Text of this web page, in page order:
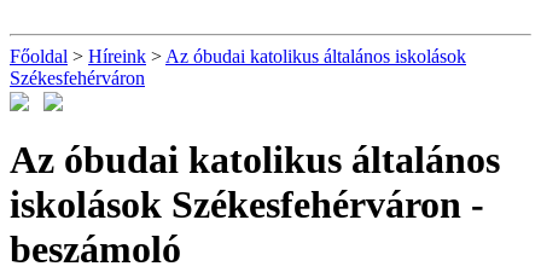
Főoldal > Híreink > Az óbudai katolikus általános iskolások
Székesfehérváron
Az óbudai katolikus általános
iskolások Székesfehérváron -
beszámoló